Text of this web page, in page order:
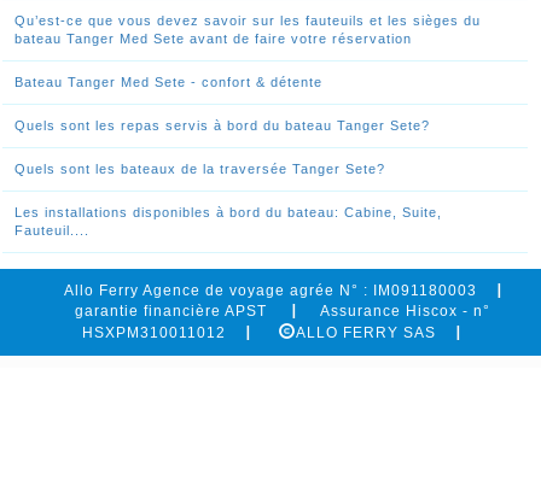
Qu’est-ce que vous devez savoir sur les fauteuils et les sièges du
bateau Tanger Med Sete avant de faire votre réservation
Bateau Tanger Med Sete - confort & détente
Quels sont les repas servis à bord du bateau Tanger Sete?
Quels sont les bateaux de la traversée Tanger Sete?
Les installations disponibles à bord du bateau: Cabine, Suite,
Fauteuil....
Allo Ferry Agence de voyage agrée N° : IM091180003
garantie financière APST
Assurance Hiscox - n°
HSXPM310011012
ALLO FERRY SAS